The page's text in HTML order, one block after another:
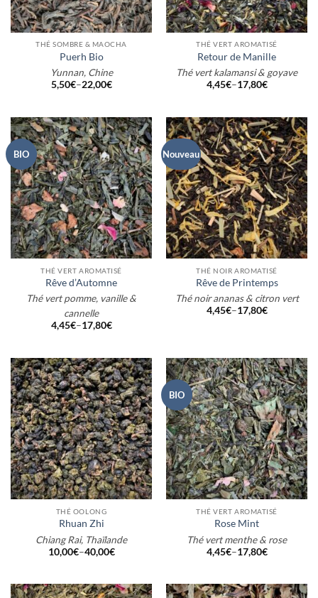
THÉ SOMBRE & MAOCHA
Puerh Bio
Yunnan, Chine
5,50€–22,00€
THÉ VERT AROMATISÉ
Retour de Manille
Thé vert kalamansi & goyave
4,45€–17,80€
BIO
THÉ VERT AROMATISÉ
Rêve d’Automne
Thé vert pomme, vanille &
cannelle
4,45€–17,80€
Nouveau
THÉ NOIR AROMATISÉ
Rêve de Printemps
Thé noir ananas & citron vert
4,45€–17,80€
THÉ OOLONG
Rhuan Zhi
Chiang Rai, Thaïlande
10,00€–40,00€
BIO
THÉ VERT AROMATISÉ
Rose Mint
Thé vert menthe & rose
4,45€–17,80€